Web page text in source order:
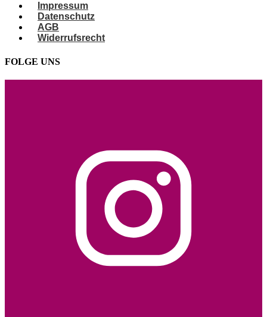
Impressum
Datenschutz
AGB
Widerrufsrecht
FOLGE UNS